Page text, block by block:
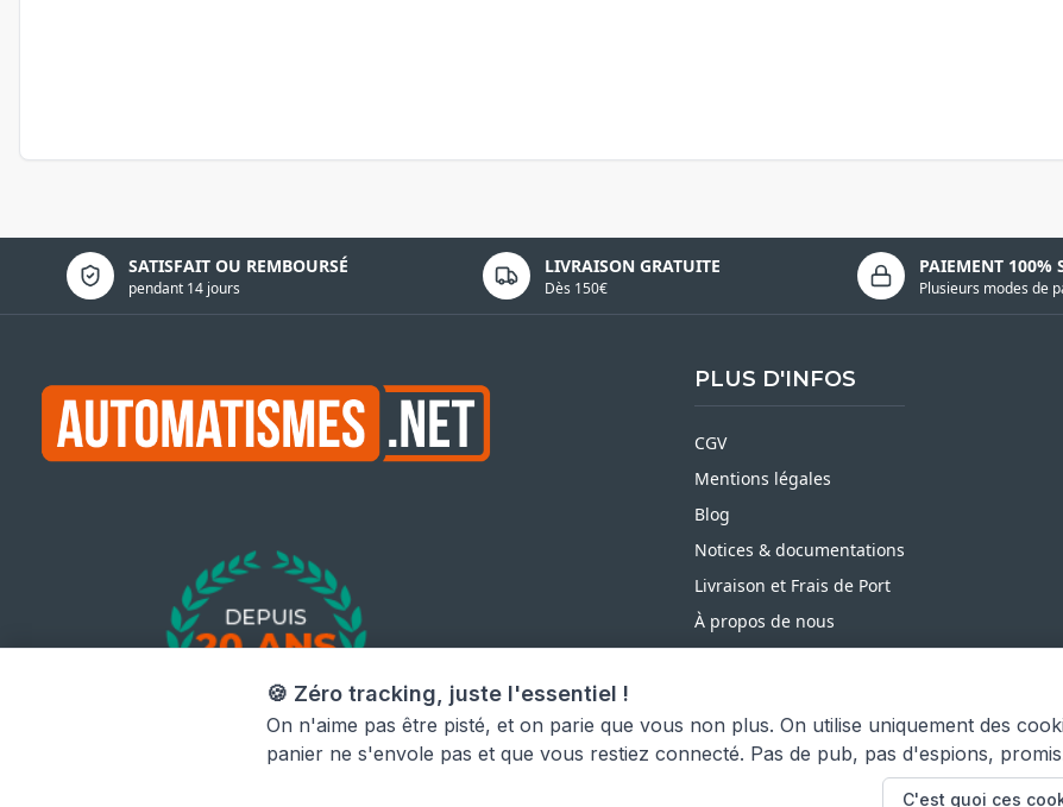
🍪 Zéro tracking, juste l'essentiel !
On n'aime pas être pisté, et on parie que vous non plus. On utilise uniquement des
panier ne s'envole pas et que vous restiez connecté. Pas de pub, pas d'espions,
C'est quoi ces
SATISFAIT OU REMBOURSÉ
pendant 14 jours
Politique de confidentialité LIVRAISON GRATUITE
Dès 150€
PAIEMENT 100%
Plusieurs modes de
PLUS D'INFOS
CGV
Mentions légales
Blog
Notices & documentations
Livraison et Frais de Port
À propos de nous
Satisfait ou Remboursé